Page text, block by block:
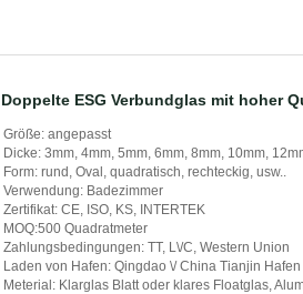
Doppelte ESG Verbundglas mit hoher
Größe: angepasst
Dicke: 3mm, 4mm, 5mm, 6mm, 8mm, 10mm,
Form: rund, Oval, quadratisch, rechteckig, usw..
Verwendung: Badezimmer
Zertifikat: CE, ISO, KS, INTERTEK
MOQ:500 Quadratmeter
Zahlungsbedingungen: TT, L\/C, Western Union
Laden von Hafen: Qingdao \/ China Tianjin Hafen
Meterial: Klarglas Blatt oder klares Floatglas,